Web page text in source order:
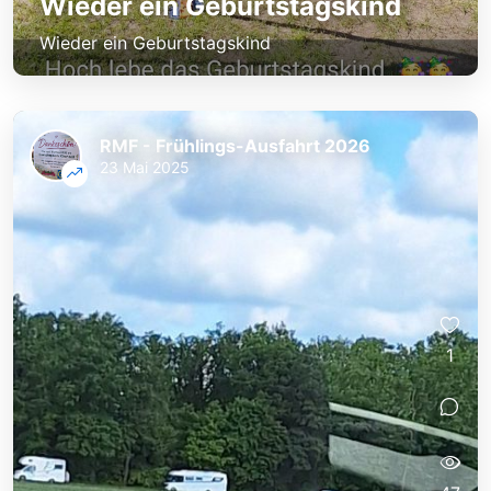
Wieder ein Geburtstagskind
RMF - Frühlings-Ausfahrt 2026
23 Mai 2025
1